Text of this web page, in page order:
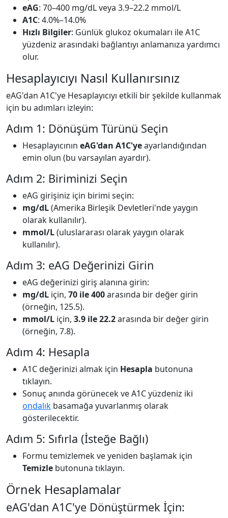
eAG: 70–400 mg/dL veya 3.9–22.2 mmol/L
A1C: 4.0%–14.0%
Hızlı Bilgiler: Günlük glukoz okumaları ile A1C
yüzdeniz arasındaki bağlantıyı anlamanıza yardımcı
olur.
Hesaplayıcıyı Nasıl Kullanırsınız
eAG'dan A1C'ye Hesaplayıcıyı etkili bir şekilde kullanmak
için bu adımları izleyin:
Adım 1: Dönüşüm Türünü Seçin
Hesaplayıcının eAG'dan A1C'yeayarlandığından
emin olun (bu varsayılan ayardır).
Adım 2: Biriminizi Seçin
eAG girişiniz için birimi seçin:
mg/dL(Amerika Birleşik Devletleri'nde yaygın
olarak kullanılır).
mmol/L(uluslararası olarak yaygın olarak
kullanılır).
Adım 3: eAG Değerinizi Girin
eAG değerinizi giriş alanına girin:
mg/dL için, 70 ile 400arasında bir değer girin
(örneğin, 125.5).
mmol/L için, 3.9 ile 22.2arasında bir değer girin
(örneğin, 7.8).
Adım 4: Hesapla
A1C değerinizi almak için Hesapla butonuna
tıklayın.
Sonuç anında görünecek ve A1C yüzdeniz iki
ondalık basamağa yuvarlanmış olarak
gösterilecektir.
Adım 5: Sıfırla (İsteğe Bağlı)
Formu temizlemek ve yeniden başlamak için
Temizle butonuna tıklayın.
Örnek Hesaplamalar
eAG'dan A1C'ye Dönüştürmek İçin: